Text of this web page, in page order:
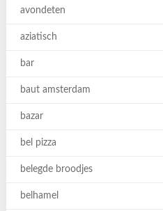
avondeten
aziatisch
bar
baut amsterdam
bazar
bel pizza
belegde broodjes
belhamel